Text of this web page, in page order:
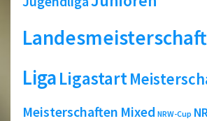
Landesmeisterschaft
LigaLigastart
Meisterschaften Mixed NRW-Cup